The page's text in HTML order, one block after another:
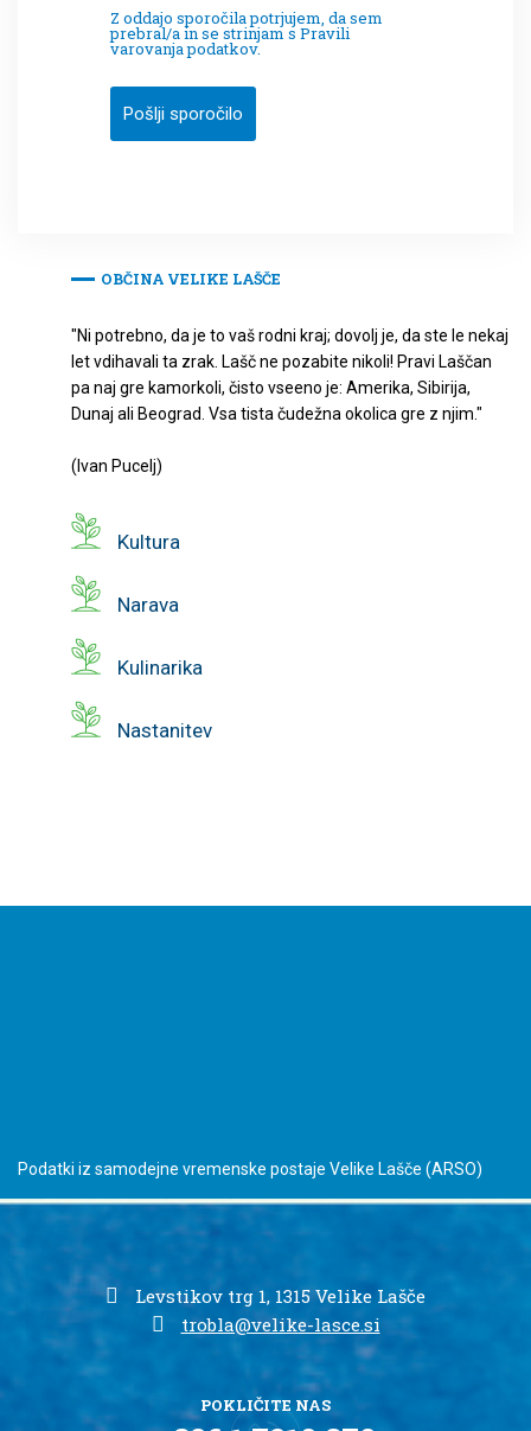
Z oddajo sporočila potrjujem, da sem
prebral/a in se strinjam s Pravili
varovanja podatkov.
Pošlji sporočilo
OBČINA VELIKE LAŠČE
"Ni potrebno, da je to vaš rodni kraj; dovolj je, da ste le nekaj
let vdihavali ta zrak. Lašč ne pozabite nikoli! Pravi Laščan
pa naj gre kamorkoli, čisto vseeno je: Amerika, Sibirija,
Dunaj ali Beograd. Vsa tista čudežna okolica gre z njim."
(Ivan Pucelj)
Kultura
Narava
Kulinarika
Nastanitev
Podatki iz samodejne vremenske postaje Velike Lašče (ARSO)
Levstikov trg 1, 1315 Velike Lašče
trobla@velike-lasce.si
POKLIČITE NAS